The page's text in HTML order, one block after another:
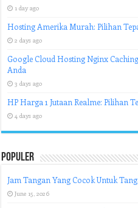
1 day ago
Hosting Amerika Murah: Pilihan
2 days ago
Google Cloud Hosting Nginx
Anda
3 days ago
HP Harga 1 Jutaan Realme: Pilihan
4 days ago
Populer
Jam Tangan Yang Cocok Untuk
June 15, 2026